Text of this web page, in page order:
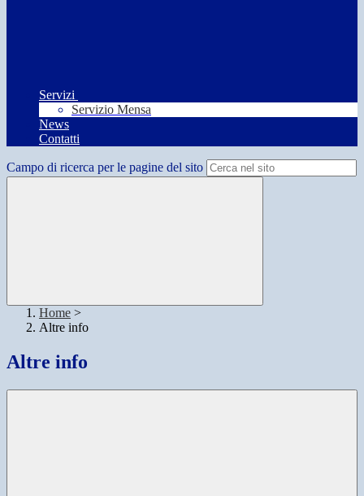
Servizi
Servizio Mensa
News
Contatti
Campo di ricerca per le pagine del sito
Home >
Altre info
Altre info